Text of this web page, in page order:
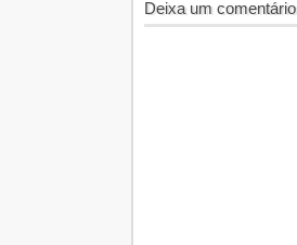
Deixa um comentário